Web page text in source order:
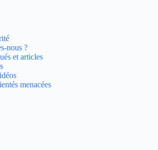
nous ?
et articles
menacées